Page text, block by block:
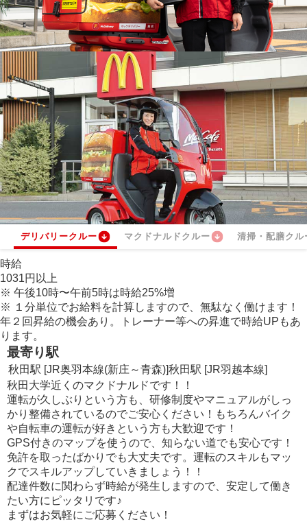
デリバリークルー マクドナルドクルー 清掃・配膳クル
時給
1031円 以上
※ 午後10時〜午前5時は時給25%増
※ １分単位でお給料を計算しますので、無駄なく働けます！
年２回昇給の機会あり。トレーナー等への昇進で時給UPもあ
ります。
最寄り駅
秋田駅 [JR奥羽本線(新庄～青森)]秋田駅 [JR羽越本線]
秋田大学近くのマクドナルドです！！
運転が久しぶりという方も、研修制度やマニュアルがしっ
かり整備されているのでご安心ください！もちろんバイク
や自転車の運転が好きという方も大歓迎です！
GPS付きのマップを使うので、知らない道でも安心です！
免許を取ったばかりでも大丈夫です。運転のスキルもマッ
クでスキルアップしていきましょう！！
配達件数に関わらず時給が発生しますので、安定して働き
たい方にピッタリです♪
まずはお気軽にご応募ください！